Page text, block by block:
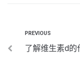
PREVIOUS
了解维生素d的